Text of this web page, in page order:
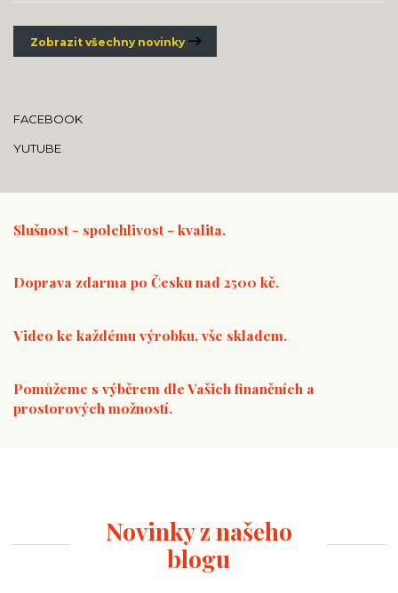
Zobrazit všechny novinky
FACEBOOK
YUTUBE
Slušnost - spolehlivost - kvalita.
Doprava zdarma po Česku nad 2500 kč.
Video ke každému výrobku, vše skladem.
Pomůžeme s výběrem dle Vašich finančních a
prostorových možností.
Novinky z našeho
blogu